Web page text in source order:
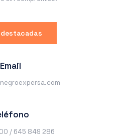
destacadas
Email
/ 645 849 286